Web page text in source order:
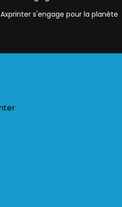
Axprinter s'engage pour la planète